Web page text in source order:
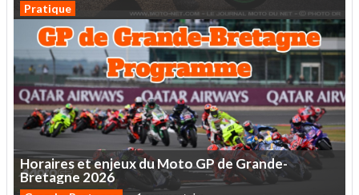
Pratique
HorairesetenjeuxduMotoGPdeGrande-
Bretagne 2026